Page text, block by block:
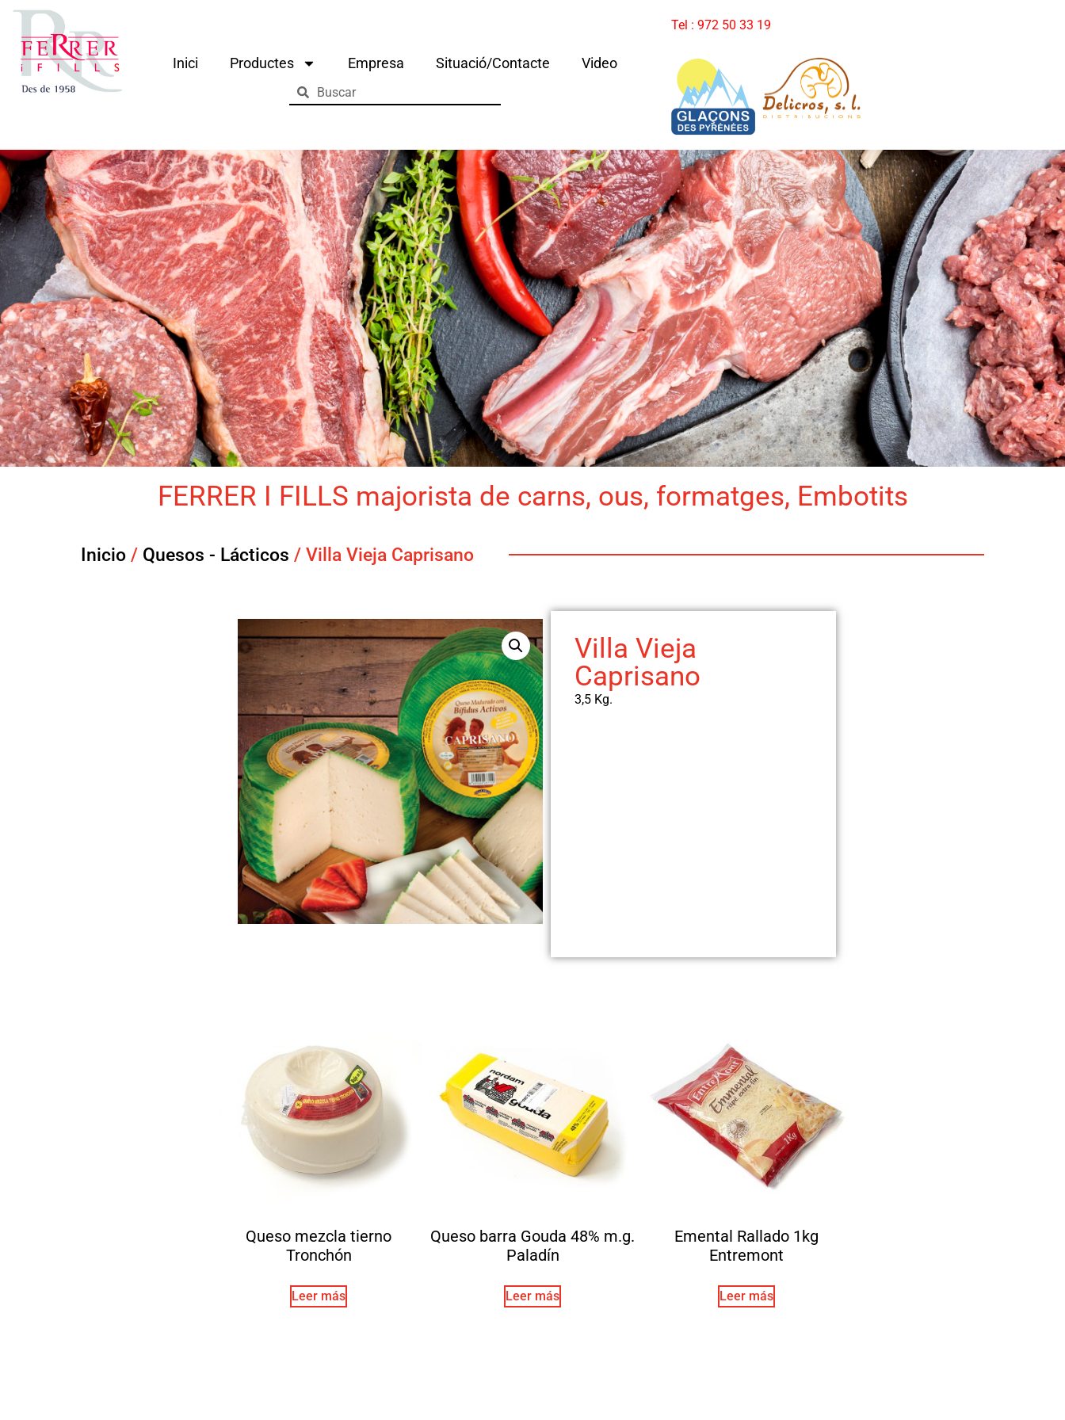
Inici Productes Empresa Situació/Contacte Video
Tel : 972 50 33 19
FERRER I FILLS majorista de carns, ous, formatges, Embotits
Inicio / Quesos - Lácticos / Villa Vieja Caprisano
Villa Vieja
Caprisano
3,5 Kg.
Queso mezcla tierno
Tronchón
Leer más
Queso barra Gouda 48% m.g.
Paladín
Leer más
Emental Rallado 1kg
Entremont
Leer más